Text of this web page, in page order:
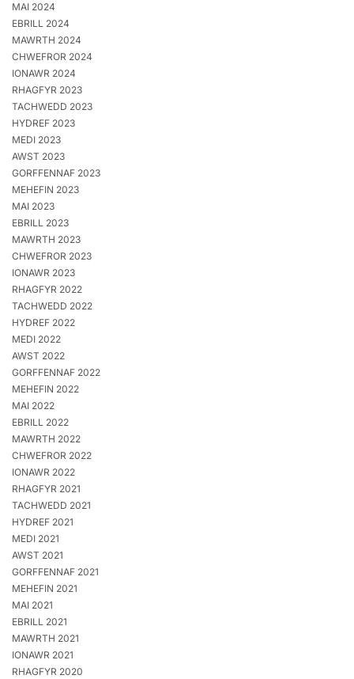
MAI 2024
EBRILL 2024
MAWRTH 2024
CHWEFROR 2024
IONAWR 2024
RHAGFYR 2023
TACHWEDD 2023
HYDREF 2023
MEDI 2023
AWST 2023
GORFFENNAF 2023
MEHEFIN 2023
MAI 2023
EBRILL 2023
MAWRTH 2023
CHWEFROR 2023
IONAWR 2023
RHAGFYR 2022
TACHWEDD 2022
HYDREF 2022
MEDI 2022
AWST 2022
GORFFENNAF 2022
MEHEFIN 2022
MAI 2022
EBRILL 2022
MAWRTH 2022
CHWEFROR 2022
IONAWR 2022
RHAGFYR 2021
TACHWEDD 2021
HYDREF 2021
MEDI 2021
AWST 2021
GORFFENNAF 2021
MEHEFIN 2021
MAI 2021
EBRILL 2021
MAWRTH 2021
IONAWR 2021
RHAGFYR 2020